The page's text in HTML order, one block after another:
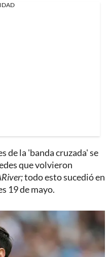
de la 'banda cruzada' se
que volvieron
todo esto sucedió en
19 de mayo.